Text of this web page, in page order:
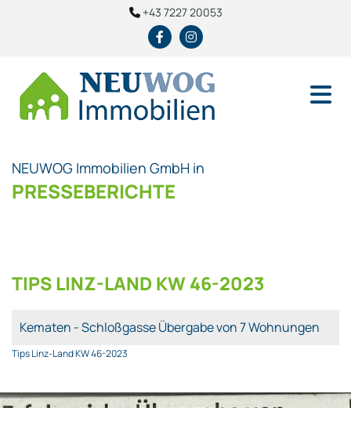
 +43 7227 20053
NEUWOG Immobilien GmbH in
PRESSEBERICHTE
TIPS LINZ-LAND KW 46-2023
Kematen - Schloßgasse Übergabe von 7 Wohnungen
Tips Linz-Land KW 46-2023